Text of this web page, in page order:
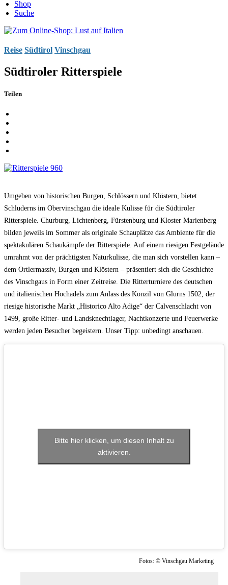
Shop
Suche
Reise Südtirol Vinschgau
Südtiroler Ritterspiele
Teilen
Umgeben von historischen Burgen, Schlössern und Klöstern, bietet
Schluderns im Obervinschgau die ideale Kulisse für die Südtiroler
Ritterspiele. Churburg, Lichtenberg, Fürstenburg und Kloster Marienberg
bilden jeweils im Sommer als originale Schauplätze das Ambiente für die
spektakulären Schaukämpfe der Ritterspiele. Auf einem riesigen Festgelände
umrahmt von der prächtigsten Naturkulisse, die man sich vorstellen kann –
dem Ortlermassiv, Burgen und Klöstern – präsentiert sich die Geschichte
des Vinschgaus in Form einer Zeitreise. Die Ritterturniere des deutschen
und italienischen Hochadels zum Anlass des Konzil von Glurns 1502, der
riesige historische Markt „Historico Alto Adige“ der Calvenschlacht von
1499, große Ritter- und Landsknechtlager, Nachtkonzerte und Feuerwerke
werden jeden Besucher begeistern. Unser Tipp: unbedingt anschauen.
Bitte hier klicken, um diesen Inhalt zu
aktivieren.
Fotos: © Vinschgau Marketing